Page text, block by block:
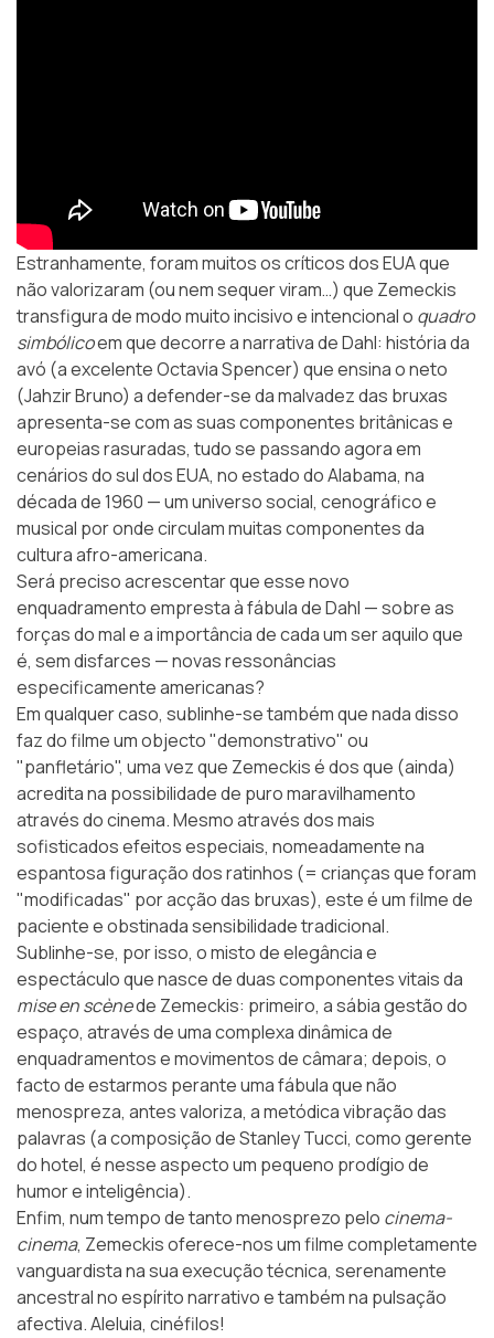
Estranhamente, foram muitos os críticos dos EUA que
não valorizaram (ou nem sequer viram…) que Zemeckis
transfigura de modo muito incisivo e intencional o quadro
simbólicoem que decorre a narrativa de Dahl: história da
avó (a excelente Octavia Spencer) que ensina o neto
(Jahzir Bruno) a defender-se da malvadez das bruxas
apresenta-se com as suas componentes britânicas e
europeias rasuradas, tudo se passando agora em
cenários do sul dos EUA, no estado do Alabama, na
década de 1960 — um universo social, cenográfico e
musical por onde circulam muitas componentes da
cultura afro-americana.
Será preciso acrescentar que esse novo
enquadramento empresta à fábula de Dahl — sobre as
forças do mal e a importância de cada um ser aquilo que
é, sem disfarces — novas ressonâncias
especificamente americanas?
Em qualquer caso, sublinhe-se também que nada disso
faz do filme um objecto "demonstrativo" ou
"panfletário", uma vez que Zemeckis é dos que (ainda)
acredita na possibilidade de puro maravilhamento
através do cinema. Mesmo através dos mais
sofisticados efeitos especiais, nomeadamente na
espantosa figuração dos ratinhos (= crianças que foram
"modificadas" por acção das bruxas), este é um filme de
paciente e obstinada sensibilidade tradicional.
Sublinhe-se, por isso, o misto de elegância e
espectáculo que nasce de duas componentes vitais da
mise en scènede Zemeckis: primeiro, a sábia gestão do
espaço, através de uma complexa dinâmica de
enquadramentos e movimentos de câmara; depois, o
facto de estarmos perante uma fábula que não
menospreza, antes valoriza, a metódica vibração das
palavras (a composição de Stanley Tucci, como gerente
do hotel, é nesse aspecto um pequeno prodígio de
humor e inteligência).
Enfim, num tempo de tanto menosprezo pelo cinema-
cinema, Zemeckis oferece-nos um filme completamente
vanguardista na sua execução técnica, serenamente
ancestral no espírito narrativo e também na pulsação
afectiva. Aleluia, cinéfilos!